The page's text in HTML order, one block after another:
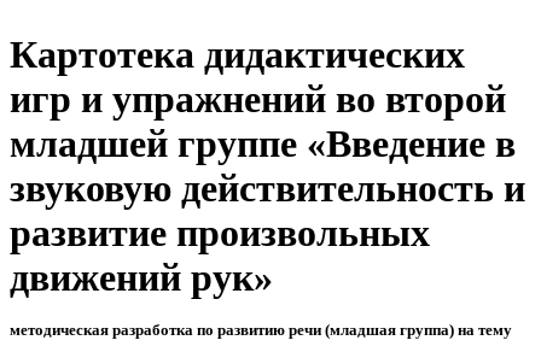
Картотека дидактических
игр и упражнений во второй
младшей группе «Введение в
звуковую действительность и
развитие произвольных
движений рук»
методическая разработка по развитию речи (младшая группа) на тему